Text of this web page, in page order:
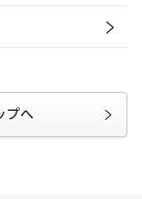
プへ